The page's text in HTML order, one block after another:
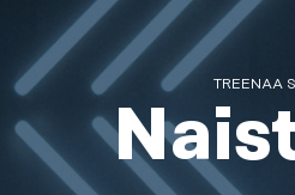
TREENAA